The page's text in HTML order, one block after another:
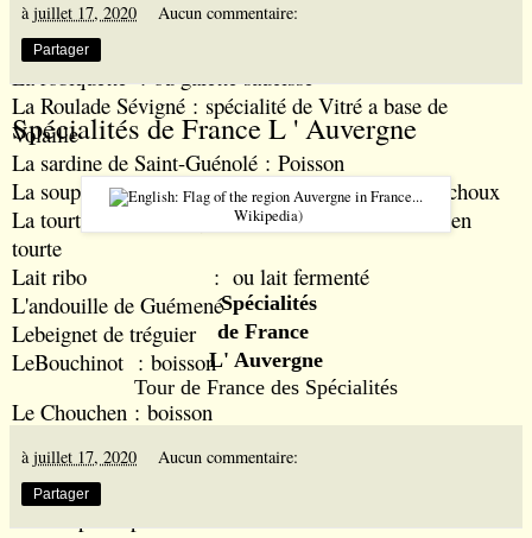
Lapatate de st malo: Confiserie
La quiche bretonne
La Roulade Sévigné : spécialité de Vitré a base de
Volaille
La sardine de Saint-Guénolé : Poisson
La soupe de bricolin: soupe a base de pousse de choux
La tourte bretonne
: galettes de sarrasin cuisinées en
tourte
Lait ribo : ou lait fermenté
L'andouille de Guémené
Lebeignet de tréguier
LeBouchinot : boisson
Le Chouchen : boisson
Le Cidre Breton
Le congre à la dinardaise
àjuillet 17, 2020 Aucun commentaire:
Partager
Spécialités de France L ' Auvergne
Wikipedia)
Spécialités
de France
L' Auvergne
Tour de France des Spécialités
à juillet 17, 2020 Aucun commentaire:
Partager